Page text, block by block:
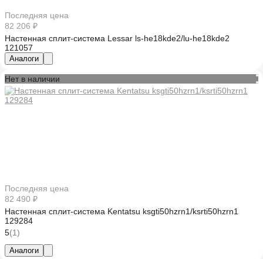
Последняя цена
82 206 ₽
Настенная сплит-система Lessar ls-he18kde2/lu-he18kde2
121057
Аналоги
Нет в наличии
Последняя цена
82 490 ₽
Настенная сплит-система Kentatsu ksgti50hzrn1/ksrti50hzrn1
129284
5(1)
Аналоги